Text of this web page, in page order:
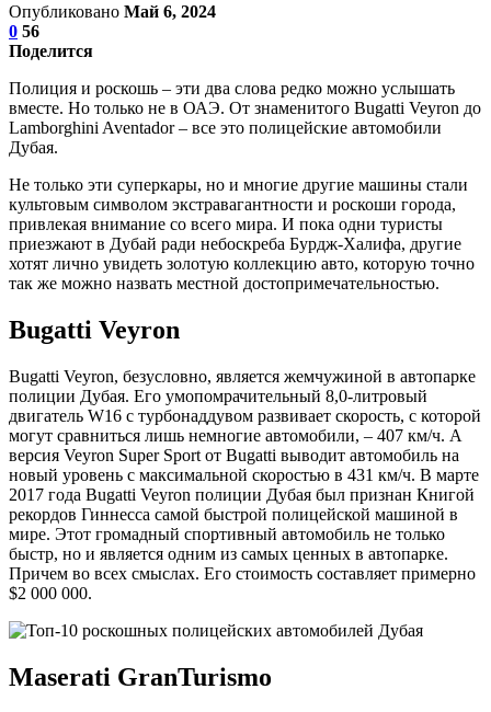
Опубликовано Май 6, 2024
0 56
Поделится
Полиция и роскошь – эти два слова редко можно услышать
вместе. Но только не в ОАЭ. От знаменитого Bugatti Veyron до
Lamborghini Aventador – все это полицейские автомобили
Дубая.
Не только эти суперкары, но и многие другие машины стали
культовым символом экстравагантности и роскоши города,
привлекая внимание со всего мира. И пока одни туристы
приезжают в Дубай ради небоскреба Бурдж-Халифа, другие
хотят лично увидеть золотую коллекцию авто, которую точно
так же можно назвать местной достопримечательностью.
Bugatti Veyron
Bugatti Veyron, безусловно, является жемчужиной в автопарке
полиции Дубая. Его умопомрачительный 8,0-литровый
двигатель W16 с турбонаддувом развивает скорость, с которой
могут сравниться лишь немногие автомобили, – 407 км/ч. А
версия Veyron Super Sport от Bugatti выводит автомобиль на
новый уровень с максимальной скоростью в 431 км/ч. В марте
2017 года Bugatti Veyron полиции Дубая был признан Книгой
рекордов Гиннесса самой быстрой полицейской машиной в
мире. Этот громадный спортивный автомобиль не только
быстр, но и является одним из самых ценных в автопарке.
Причем во всех смыслах. Его стоимость составляет примерно
$2 000 000.
Maserati GranTurismo